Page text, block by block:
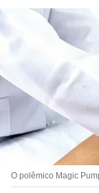
O polêmico Magic